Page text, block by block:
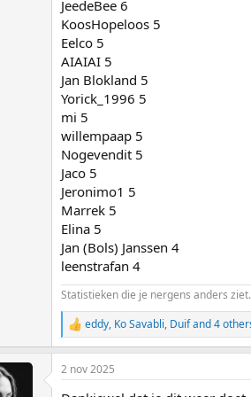
JeedeBee 6
KoosHopeloos 5
Eelco 5
AIAIAI 5
Jan Blokland 5
Yorick_1996 5
mi 5
willempaap 5
Nogevendit 5
Jaco 5
Jeronimo1 5
Marrek 5
Elina 5
Jan (Bols) Janssen 4
leenstrafan 4
Statistieken die je nergens anders ziet.
R
e
a
c
eddy, Ko Savabli, Duifand 4
2 nov 2025